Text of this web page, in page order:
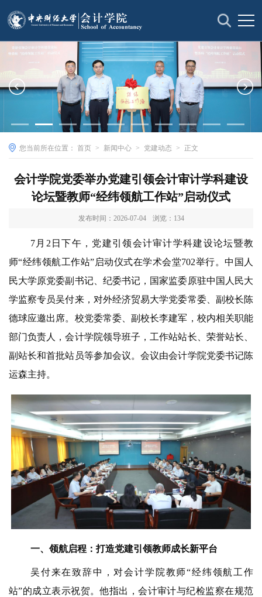
您当前所在位置： 首页 > 新闻中心 > 党建动态 > 正文
会计学院党委举办党建引领会计审计学科建设
论坛暨教师“经纬领航工作站”启动仪式
发布时间：2026-07-04 浏览： 134
7月2日下午，党建引领会计审计学科建设论坛暨教
师“经纬领航工作站”启动仪式在学术会堂702举行。中国人
民大学原党委副书记、纪委书记，国家监委原驻中国人民大
学监察专员吴付来，对外经济贸易大学党委常委、副校长陈
德球应邀出席。校党委常委、副校长李建军，校内相关职能
部门负责人，会计学院领导班子 ，工作站站长、荣誉站长、
副站长和首批站员等参加会议。会议由会计学院党委书记陈
运森主持。
一、领航启程：打造党建引领教师成长新平台
吴付来在致辞中，对会计学院教师“经纬领航工作
站”的成立表示祝贺。他指出，会计审计与纪检监察在规范